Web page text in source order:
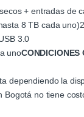
+ entradas de
8 TB cada
3.0
unoCONDICIONES
dependiendo la
Bogotá no tiene